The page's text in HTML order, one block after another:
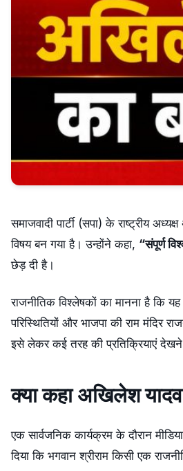
समाजवादी पार्टी (सपा) के राष्ट्रीय अध्यक्ष
विषय बन गया है। उन्होंने कहा, “संपूर्ण
छेड़ दी है।
राजनीतिक विश्लेषकों का मानना है कि
परिस्थितियों और भाजपा की राम मंदिर
इसे लेकर कई तरह की प्रतिक्रियाएं देखने
क्या कहा अखिलेश
एक सार्वजनिक कार्यक्रम के दौरान
दिया कि भगवान श्रीराम किसी एक